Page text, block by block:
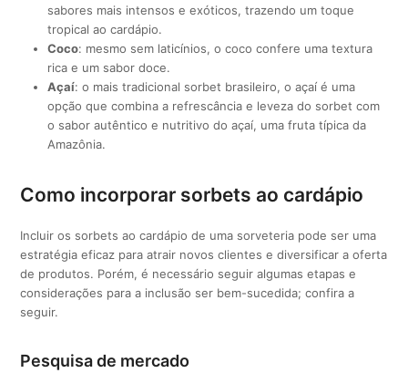
sabores mais intensos e exóticos, trazendo um toque
tropical ao cardápio.
Coco: mesmo sem laticínios, o coco confere uma textura
rica e um sabor doce.
Açaí: o mais tradicional sorbet brasileiro, o açaí é uma
opção que combina a refrescância e leveza do sorbet com
o sabor autêntico e nutritivo do açaí, uma fruta típica da
Amazônia.
Como incorporar sorbets ao cardápio
Incluir os sorbets ao cardápio de uma sorveteria pode ser uma
estratégia eficaz para atrair novos clientes e diversificar a oferta
de produtos. Porém, é necessário seguir algumas etapas e
considerações para a inclusão ser bem-sucedida; confira a
seguir.
Pesquisa de mercado